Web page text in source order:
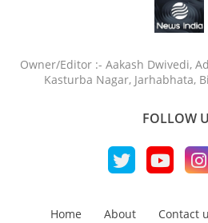
Owner/Editor :- Aakash Dwivedi,
Kasturba Nagar, Jarhabhata,
FOLLOW
Home About Contact